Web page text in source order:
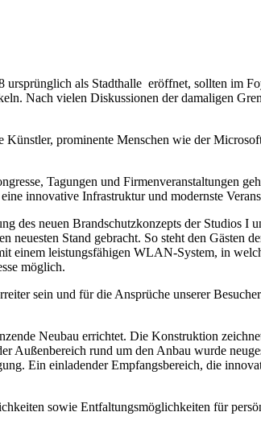
als Stadthalle eröffnet, sollten im
Nach vielen Diskussionen der damaligen
prominente Menschen wie der
Tagungen und Firmenveranstaltungen
innovative Infrastruktur und modernste
des neuen Brandschutzkonzepts der Studios I
neuesten Stand gebracht. So steht den
leistungsfähigen WLAN-System, in
möglich.
sein und für die Ansprüche unserer
Neubau errichtet. Die Konstruktion
Außenbereich rund um den Anbau wurde
Ein einladender Empfangsbereich, die
sowie Entfaltungsmöglichkeiten für